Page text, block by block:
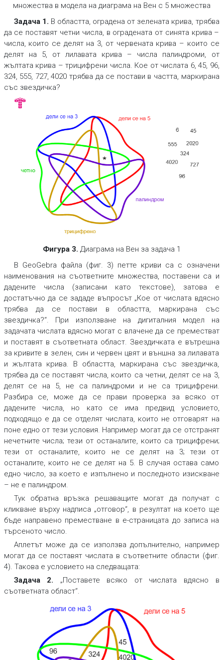
множества в модела на диаграма на Вен с 5 множества
Задача 1. В областта, оградена от зелената крива, трябва
да се поставят четни числа, в оградената от синята крива –
числа, които се делят на 3, от червената крива – които се
делят на 5, от лилавата крива – числа палиндроми, от
жълтата крива – трицифрени числа. Кое от числата 6, 45, 96,
324, 555, 727, 4020 трябва да се постави в частта, маркирана
със звездичка?
Фигура 3. Диаграма на Вен за задача 1
В GeoGebra файла (фиг. 3) петте криви са с означени
наименования на съответните множества, поставени са и
дадените числа (записани като текстове), затова е
достатъчно да се зададе въпросът „Кое от числата вдясно
трябва да се постави в областта, маркирана със
звездичка?“. При използване на дигиталния модел на
задачата числата вдясно могат с влачене да се преместват
и поставят в съответната област. Звездичката е вътрешна
за кривите в зелен, син и червен цвят и външна за лилавата
и жълтата крива. В областта, маркирана със звездичка,
трябва да се поставят числа, които са четни, делят се на 3,
делят се на 5, не са палиндроми и не са трицифрени.
Разбира се, може да се прави проверка за всяко от
дадените числа, но като се има предвид условието,
подходящо е да се отделят числата, които не отговарят на
поне едно от тези условия. Например могат да се отстранят
нечетните числа; тези от останалите, които са трицифрени;
тези от останалите, които не се делят на 3; тези от
останалите, които не се делят на 5. В случая остава само
едно число, за което е изпълнено и последното изискване
– не е палиндром.
Тук обратна връзка решаващите могат да получат с
кликване върху надписа „отговор“, в резултат на което ще
бъде направено преместване в е-страницата до записа на
търсеното число.
Аплетът може да се използва допълнително, например
могат да се поставят числата в съответните области (фиг.
4). Такова е условието на следващата:
Задача 2. „Поставете всяко от числата вдясно в
съответната област“.